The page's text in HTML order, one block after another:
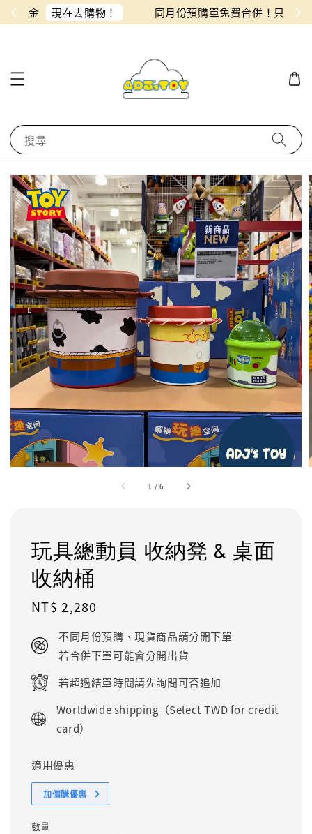
！ 同月份預購單免費合併！只需付一筆運費
搜尋
1 /6
玩具總動員 收納凳 & 桌面
收納桶
Regular
NT$ 2,280
不同月份預購、現貨商品請分開下單
若合併下單可能會分開出貨
若超過結單時間請先詢問可否追加
Worldwide shipping（Select TWD for credit
card）
適用優惠
加價購優惠
數量